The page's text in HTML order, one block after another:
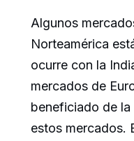
Algunos
Norteamérica
ocurre con la
mercados de
beneficiado de
estos mercados.